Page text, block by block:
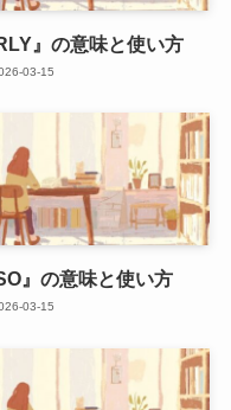
RLY』の意味と使い方
03-15
SO』の意味と使い方
03-15